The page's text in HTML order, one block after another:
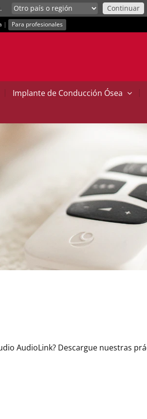
Continuar
| Para profesionales
| Implante de Conducción Ósea
|
AudioLink? Descargue nuestras